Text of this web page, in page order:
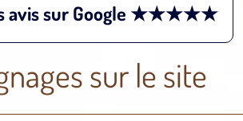
avis sur Google ★★★★★
sur le site